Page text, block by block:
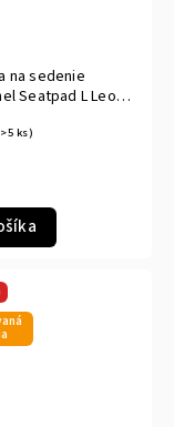
na sedenie
Seatpad L Leo
ks)